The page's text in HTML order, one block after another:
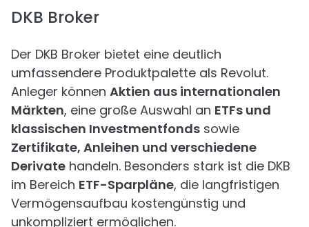
DKB Broker
Der DKB Broker bietet eine deutlich
umfassendere Produktpalette als Revolut.
Anleger können Aktien aus internationalen
Märkten, eine große Auswahl an ETFs und
klassischen Investmentfonds sowie
Zertifikate, Anleihen und verschiedene
Derivate handeln. Besonders stark ist die DKB
im Bereich ETF-Sparpläne, die langfristigen
Vermögensaufbau kostengünstig und
unkompliziert ermöglichen.